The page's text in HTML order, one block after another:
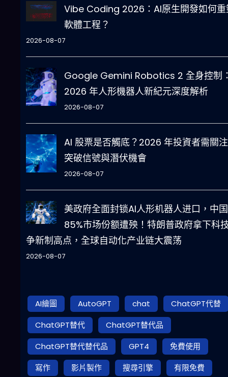
Vibe Coding 2026：AI原生開發如何重
軟體工程？
2026-08-07
Google Gemini Robotics 2 全身控制
2026 年人形機器人新紀元深度解析
2026-08-07
AI 股票是否觸底？2026 年投資者需關
突破信號與潛伏機會
2026-08-07
美政府全面封锁AI人形机器人进口，中国
85%市场份额遭殃！特朗普政府拿下科
争新制高点，全球自动化产业链大震荡
2026-08-07
AI繪圖 AutoGPT chat
ChatGPT代替
ChatGPT替代
ChatGPT替代品
ChatGPT替代替代品
GPT4
免費使用
寫作
影片製作 搜尋引擎
有限免費